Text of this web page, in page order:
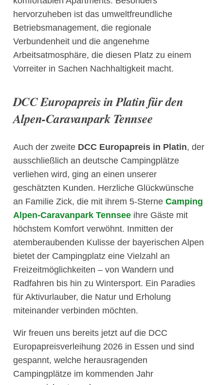
hervorzuheben ist das umweltfreundliche
Betriebsmanagement, die regionale
Verbundenheit und die angenehme
Arbeitsatmosphäre, die diesen Platz zu einem
Vorreiter in Sachen Nachhaltigkeit macht.
DCC Europapreis in Platin für den
Alpen-Caravanpark Tennsee
Auch der zweite DCC Europapreis in Platin, der
ausschließlich an deutsche Campingplätze
verliehen wird, ging an einen unserer
geschätzten Kunden. Herzliche Glückwünsche
an Familie Zick, die mit ihrem 5-Sterne Camping
Alpen-Caravanpark Tennsee ihre Gäste mit
höchstem Komfort verwöhnt. Inmitten der
atemberaubenden Kulisse der bayerischen Alpen
bietet der Campingplatz eine Vielzahl an
Freizeitmöglichkeiten – von Wandern und
Radfahren bis hin zu Wintersport. Ein Paradies
für Aktivurlauber, die Natur und Erholung
miteinander verbinden möchten.
Wir freuen uns bereits jetzt auf die DCC
Europapreisverleihung 2026 in Essen und sind
gespannt, welche herausragenden
Campingplätze im kommenden Jahr